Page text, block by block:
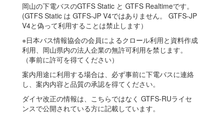
岡山の下電バスのGTFS Static と GTFS Realtimeです。
(GTFS Static は GTFS-JP V4ではありません。 GTFS-JP
V4と偽って利用することは禁止します）
※日本バス情報協会の会員によるクロール利用と資料作成
利用、岡山県内の法人企業の無許可利用を禁じます。
（事前に許可を得てください）
案内用途に利用する場合は、必ず事前に下電バスに連絡
し、案内内容と品質の承認を得てください。
ダイヤ改正の情報は、こちらではなく GTFS-RUライセ
ンスで公開されている方に記載しています。